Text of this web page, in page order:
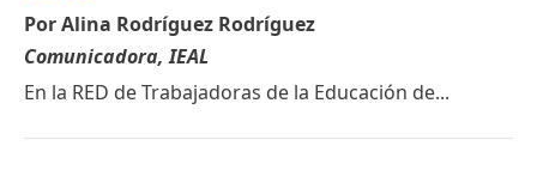
Por Alina Rodríguez Rodríguez
Comunicadora, IEAL
En la RED de Trabajadoras de la Educación de...